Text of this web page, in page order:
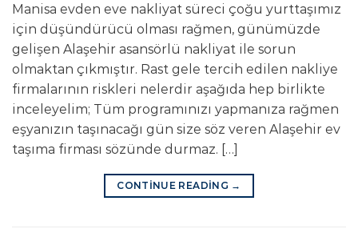
Manisa evden eve nakliyat süreci çoğu yurttaşımız
için düşündürücü olması rağmen, günümüzde
gelişen Alaşehir asansörlü nakliyat ile sorun
olmaktan çıkmıştır. Rast gele tercih edilen nakliye
firmalarının riskleri nelerdir aşağıda hep birlikte
inceleyelim; Tüm programınızı yapmanıza rağmen
eşyanızın taşınacağı gün size söz veren Alaşehir ev
taşıma firması sözünde durmaz. […]
CONTINUE READING →